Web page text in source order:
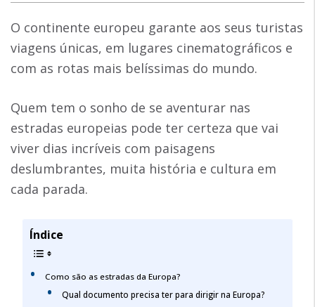
O continente europeu garante aos seus turistas
viagens únicas, em lugares cinematográficos e
com as rotas mais belíssimas do mundo.
Quem tem o sonho de se aventurar nas
estradas europeias pode ter certeza que vai
viver dias incríveis com paisagens
deslumbrantes, muita história e cultura em
cada parada.
Índice
Como são as estradas da Europa?
Qual documento precisa ter para dirigir na Europa?